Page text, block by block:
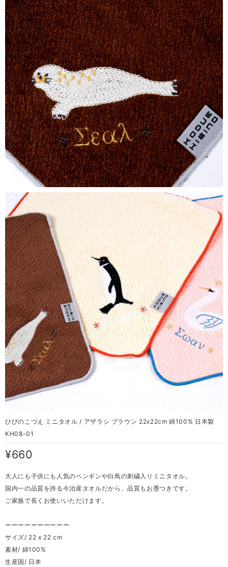
ひびのこづえ ミニタオル / アザラシ ブラウン 22x22cm 綿100% 日本製
KH08-01
¥660
大人にも子供にも人気のペンギンや白鳥の刺繍入りミニタオル。
国内一の品質を誇る今治産タオルだから、品質もお墨つきです。
ご家族で長くお使いいただけます。
ーーーーーーーーーー
サイズ/ 22 x 22 cm
素材/ 綿100%
生産国/ 日本